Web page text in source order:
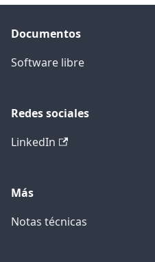
Documentos
Software libre
Redes sociales
LinkedIn
Más
Notas técnicas